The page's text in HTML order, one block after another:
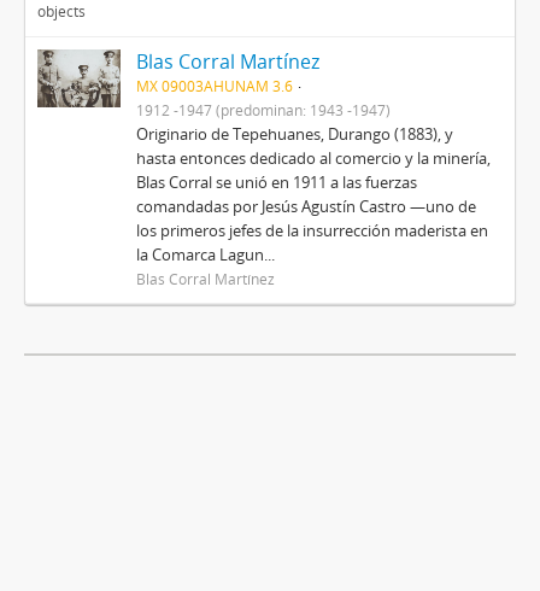
objects
Blas Corral Martínez
MX 09003AHUNAM 3.6
1912 -1947 (predominan: 1943 -1947)
Originario de Tepehuanes, Durango (1883), y
hasta entonces dedicado al comercio y la minería,
Blas Corral se unió en 1911 a las fuerzas
comandadas por Jesús Agustín Castro —uno de
los primeros jefes de la insurrección maderista en
la Comarca Lagun...
Blas Corral Martínez